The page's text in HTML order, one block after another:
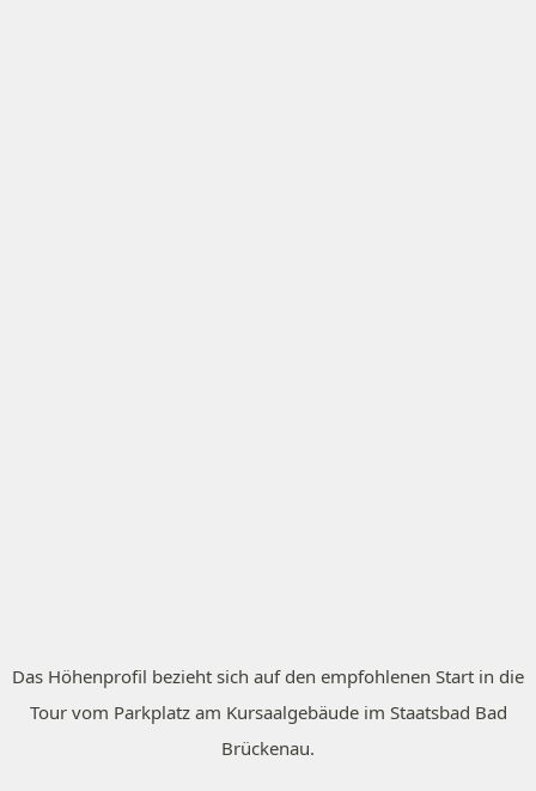
Das Höhenprofil bezieht sich auf den empfohlenen Start in die
Tour vom Parkplatz am Kursaalgebäude im Staatsbad Bad
Brückenau.